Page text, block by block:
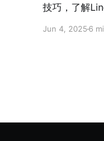
技巧，了解
Jun 4, 2025 6